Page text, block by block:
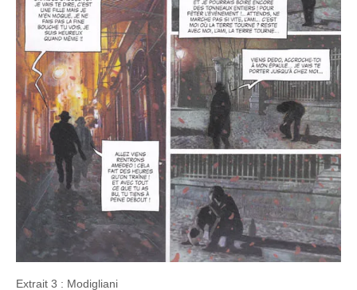
Extrait 3 : Modigliani